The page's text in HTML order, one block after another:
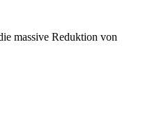
massive Reduktion von